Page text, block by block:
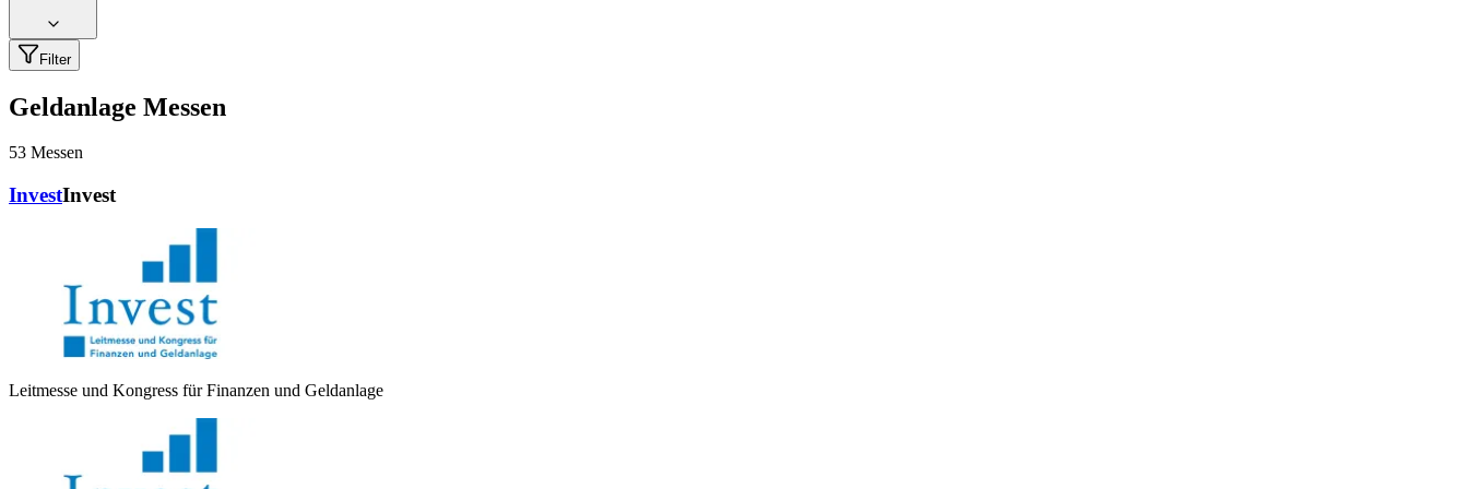
Filter
Geldanlage Messen
53 Messen
InvestInvest
Leitmesse und Kongress für Finanzen und Geldanlage